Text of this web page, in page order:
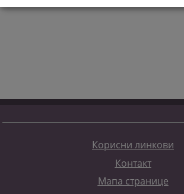
Корисни линкови
Контакт
Мапа странице